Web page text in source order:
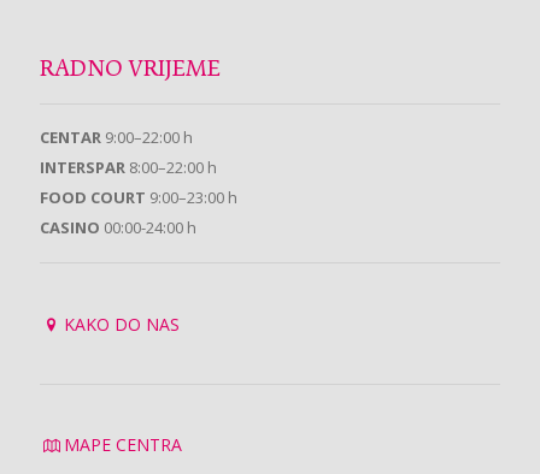
RADNO VRIJEME
CENTAR 9:00–22:00 h
INTERSPAR 8:00–22:00 h
FOOD COURT 9:00–23:00 h
CASINO 00:00-24:00 h
KAKO DO NAS
MAPE CENTRA